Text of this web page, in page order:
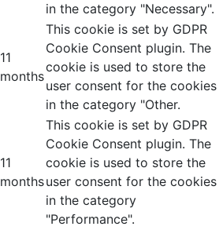
in the category "Necessary".
11
months
This cookie is set by GDPR
Cookie Consent plugin. The
cookie is used to store the
user consent for the cookies
in the category "Other.
11
months
This cookie is set by GDPR
Cookie Consent plugin. The
cookie is used to store the
user consent for the cookies
in the category
"Performance".